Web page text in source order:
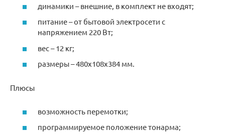
динамики – внешние, в комплект не входят;
питание – от бытовой электросети с
напряжением 220 Вт;
вес – 12 кг;
размеры – 480х108х384 мм.
Плюсы
возможность перемотки;
программируемое положение тонарма;